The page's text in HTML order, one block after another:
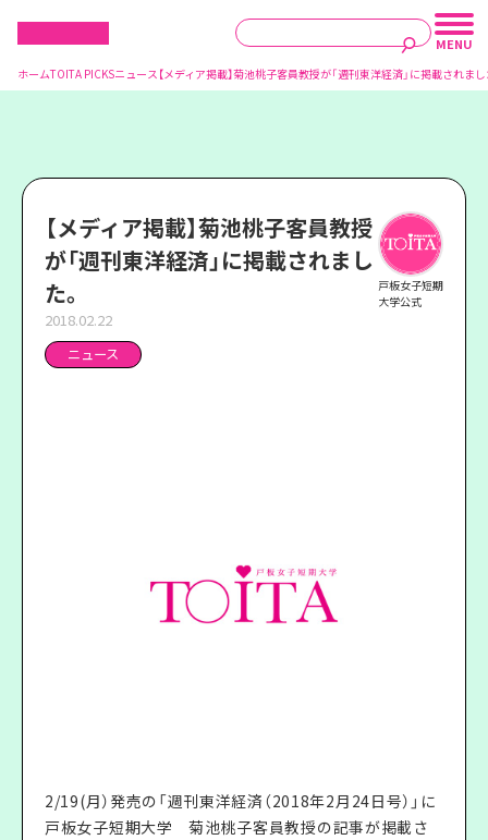
ホームTOITA PICKSニュース 【メディア掲載】菊池桃子客員教授が「週刊東洋経済」に掲載されまし
【メディア掲載】菊池桃子客員教授
が「週刊東洋経済」に掲載されまし
た。
2018.02.22
ニュース
戸板女子短期
大学公式
2/19(月）発売の「週刊東洋経済（2018年2月24日号）」に
戸板女子短期大学 菊池桃子客員教授の記事が掲載さ